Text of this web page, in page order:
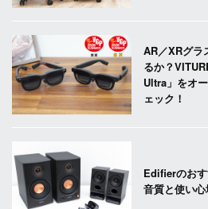
AR／XRグラ
るか？
Ultra」をオ
ェック！
Edifierのおす
音質と使い